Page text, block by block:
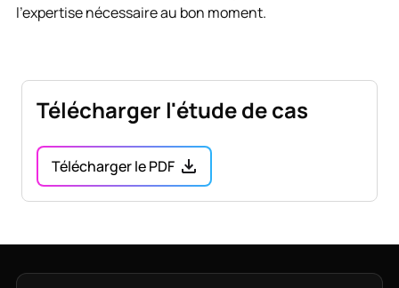
l'expertise nécessaire au bon moment.
Télécharger l'étude de cas
Télécharger le PDF